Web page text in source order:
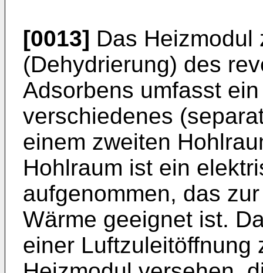
[0013] Das Heizmodul
(Dehydrierung) des
Adsorbens umfasst
verschiedenes
einem zweiten
Hohlraum ist ein
aufgenommen, das
Wärme geeignet ist.
einer Luftzuleitöffnung